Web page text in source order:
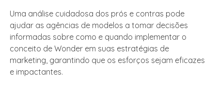
Uma análise cuidadosa dos prós e contras pode
ajudar as agências de modelos a tomar decisões
informadas sobre como e quando implementar o
conceito de Wonder em suas estratégias de
marketing, garantindo que os esforços sejam eficazes
e impactantes.